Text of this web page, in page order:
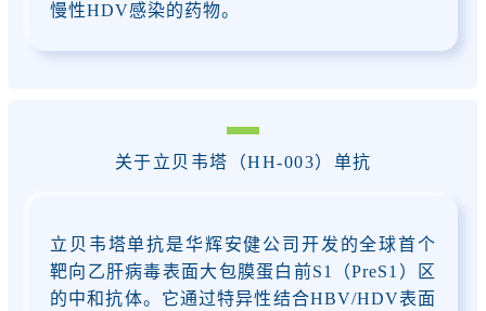
慢性HDV感染的药物。
关于立贝韦塔（HH-003）单抗
立贝韦塔单抗是华辉安健公司开发的全球首个
靶向乙肝病毒表面大包膜蛋白前S1（PreS1）区
的中和抗体。它通过特异性结合HBV/HDV表面